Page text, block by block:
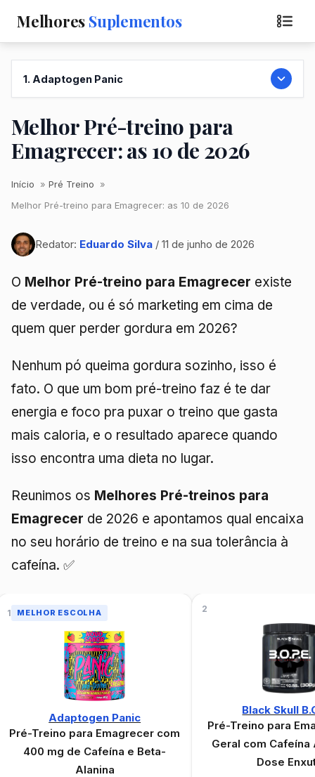
Melhores Suplementos
1. Adaptogen Panic
Melhor Pré-treino para
Emagrecer: as 10 de 2026
Início
Pré Treino
Melhor Pré-treino para Emagrecer: as 10 de 2026
Redator: Eduardo Silva / 11 de junho de 2026
O Melhor Pré-treino para Emagrecer existe
de verdade, ou é só marketing em cima de
quem quer perder gordura em 2026?
Nenhum pó queima gordura sozinho, isso é
fato. O que um bom pré-treino faz é te dar
energia e foco pra puxar o treino que gasta
mais caloria, e o resultado aparece quando
isso encontra uma dieta no lugar.
Reunimos os Melhores Pré-treinos para
Emagrecer de 2026 e apontamos qual encaixa
no seu horário de treino e na sua tolerância à
cafeína. ✅
1 MELHOR ESCOLHA
Adaptogen Panic
Pré-Treino para Emagrecer com
400 mg de Cafeína e Beta-
Alanina
2
Black Skull
Pré-Treino para
Geral com Cafeína
Dose